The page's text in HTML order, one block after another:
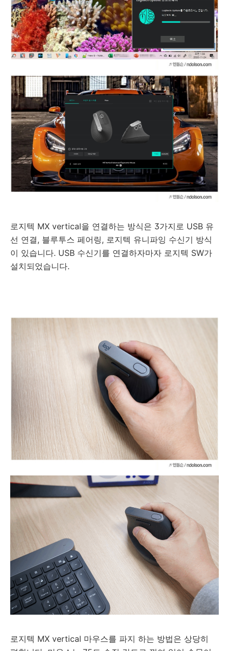
로지텍 MX vertical을 연결하는 방식은 3가지로 USB 유
선 연결, 블루투스 페어링, 로지텍 유니파잉 수신기 방식
이 있습니다. USB 수신기를 연결하자마자 로지텍 SW가
설치되었습니다.
로지텍 MX vertical 마우스를 파지 하는 방법은 상당히